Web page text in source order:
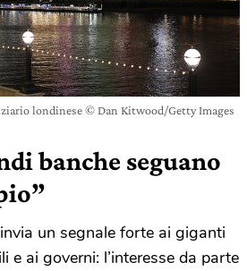
londinese © Dan Kitwood/Getty Images
banche seguano
un segnale forte ai giganti
e ai governi: l’interesse da parte